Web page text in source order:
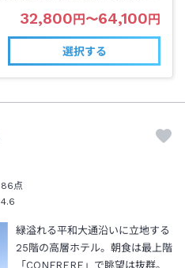
32,800 円 〜64,100 円
選択する
86 点
4.6
緑溢れる平和大通沿いに立地する
25階の高層ホテル。朝食は最上階
「CONFRERE」で眺望は抜群。